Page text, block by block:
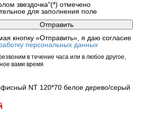
звездочка"(*) отмечено
для заполнения поле
кнопку «Отправить», я даю согласие
персональных данных
в течение часа или в любое другое,
вами время
NT 120*70 белое дерево/серый